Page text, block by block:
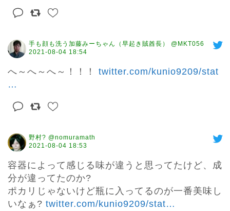
手も顔も洗う加藤みーちゃん（早起き賊酋長） @MKT056
2021-08-04 18:54
へ～へ～へ～！！！ twitter.com/kunio9209/stat
…
野村? @nomuramath
2021-08-04 18:53
容器によって感じる味が違うと思ってたけど、成
分が違ってたのか?
ポカリじゃないけど瓶に入ってるのが一番美味し
いなぁ? twitter.com/kunio9209/stat…